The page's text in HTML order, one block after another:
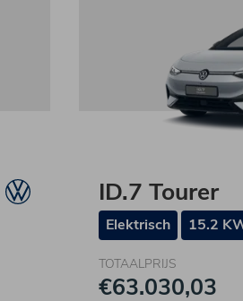
ID.7 Tourer
Elektrisch 15.2
TOTAALPRIJS
€63.030,03